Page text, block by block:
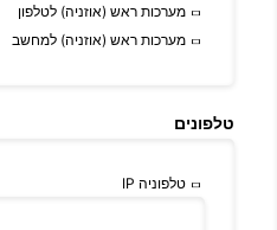
מערכות ראש (אוזניה) לטלפון
מערכות ראש (אוזניה) למחשב
טלפונים
טלפוניה IP